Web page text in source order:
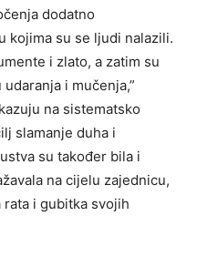
dodatno
kojima su se ljudi nalazili.
i zlato, a zatim su
i mučenja,”
na sistematsko
slamanje duha i
su također bila i
na cijelu zajednicu,
i gubitka svojih